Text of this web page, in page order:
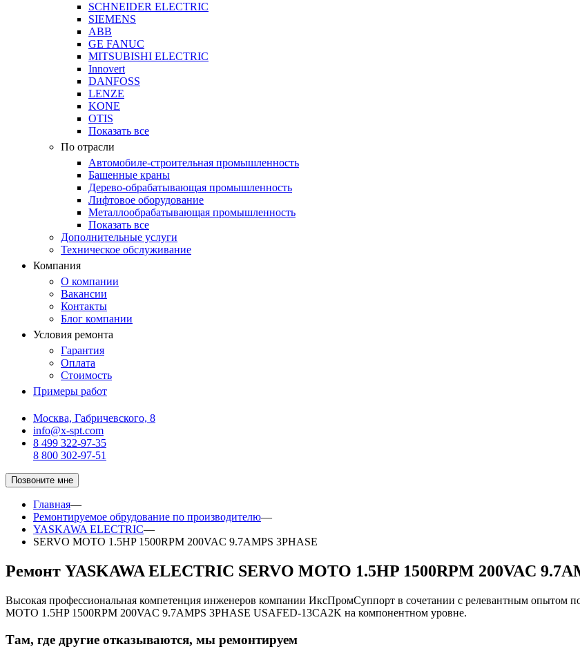
SCHNEIDER ELECTRIC
SIEMENS
ABB
GE FANUC
MITSUBISHI ELECTRIC
Innovert
DANFOSS
LENZE
KONE
OTIS
Показать все
По отрасли
Автомобиле-строительная промышленность
Башенные краны
Дерево-обрабатывающая промышленность
Лифтовое оборудование
Металлообрабатывающая промышленность
Показать все
Дополнительные услуги
Техническое обслуживание
Компания
О компании
Вакансии
Контакты
Блог компании
Условия ремонта
Гарантия
Оплата
Стоимость
Примеры работ
Москва, Габричевского, 8
info@x-spt.com
8 499 322-97-35
8 800 302-97-51
Позвоните мне
Главная—
Ремонтируемое обрудование по производителю—
YASKAWA ELECTRIC—
SERVO MOTO 1.5HP 1500RPM 200VAC 9.7AMPS 3PHASE
Ремонт YASKAWA ELECTRIC SERVO MOTO 1.5HP 1500RPM 200VAC
Высокая профессиональная компетенция инженеров компании ИксПромСуппорт в сочетании с релевантным опытом
MOTO 1.5HP 1500RPM 200VAC 9.7AMPS 3PHASE USAFED-13CA2K на компонентном уровне.
Там, где другие отказываются, мы ремонтируем